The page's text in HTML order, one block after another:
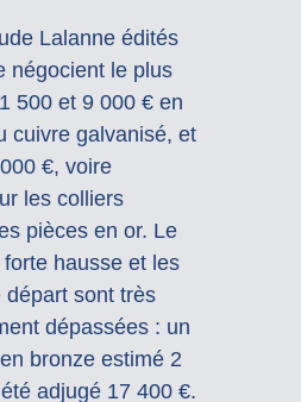
Lalanne édités
négocient le plus
500 et 9 000 € en
cuivre galvanisé, et
€, voire
les colliers
pièces en or. Le
hausse et les
sont très
dépassées : un
bronze estimé 2
adjugé 17 400 €.